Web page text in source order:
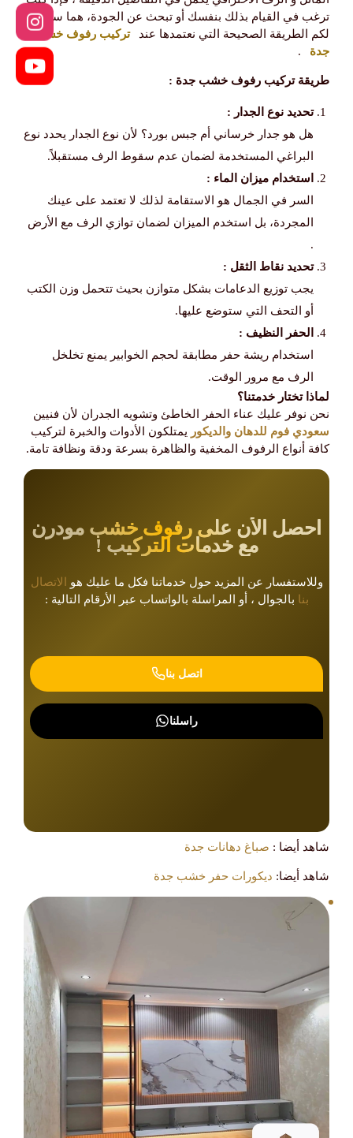
ترغب في القيام بذلك بنفسك أو تبحث عن الجودة، هما سنوضح
لكم الطريقة الصحيحة التي نعتمدها عند
تركيب رفوف خشب
جدة
.
طريقة تركيب رفوف خشب جدة :
​تحديد نوع الجدار :
هل هو جدار خرساني أم جبس بورد؟ لأن نوع الجدار يحدد نوع
البراغي المستخدمة لضمان عدم سقوط الرف مستقبلاً.
​استخدام ميزان الماء :
السر في الجمال هو الاستقامة لذلك لا تعتمد على عينك
المجردة، بل استخدم الميزان لضمان توازي الرف مع الأرض
.
​تحديد نقاط الثقل :
يجب توزيع الدعامات بشكل متوازن بحيث تتحمل وزن الكتب
أو التحف التي ستوضع عليها.
​الحفر النظيف :
استخدام ريشة حفر مطابقة لحجم الخوابير يمنع تخلخل
الرف مع مرور الوقت.
لماذا تختار خدمتنا؟
نحن نوفر عليك عناء الحفر الخاطئ وتشويه الجدران لأن فنيين
سعودي فوم للدهان والديكور يمتلكون الأدوات والخبرة لتركيب
كافة أنواع الرفوف المخفية والظاهرة بسرعة ودقة ونظافة تامة.
احصل الأن على رفوف خشب مودرن
مع خدمات التركيب !
وللاستفسار عن المزيد حول خدماتنا فكل ما عليك هو
الاتصال
بنا بالجوال ، أو المراسلة بالواتساب عبر الأرقام التالية :
اتصل بنا
راسلنا
شاهد أيضا : صباغ دهانات جدة
شاهد أيضا: ديكورات حفر خشب جدة